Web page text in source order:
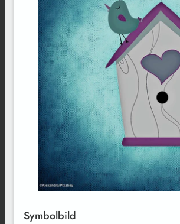
Symbolbild